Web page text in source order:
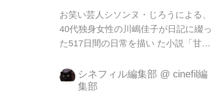
お笑い芸人シソンヌ・じろうによる、
40代独身女性の川嶋佳子が日記に綴っ
た517日間の日常を描い た小説「甘い
えてろ』や『美人が婚活してみたら』
で、女性ファンを多く持つ大九明子を
シネフィル編集部 @ cinefil編
集部